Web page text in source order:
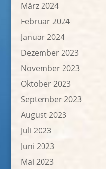
März 2024
Februar 2024
Januar 2024
Dezember 2023
November 2023
Oktober 2023
September 2023
August 2023
Juli 2023
Juni 2023
Mai 2023